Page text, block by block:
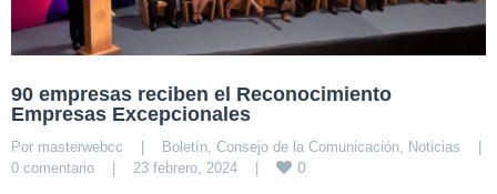
90 empresas reciben el Reconocimiento
Empresas Excepcionales
Por masterwebcc | Boletín Consejo de la Comunicación Noticias
|
0 comentario
| 23 febrero, 2024 | 0